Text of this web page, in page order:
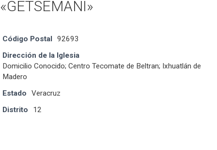
«GETSEMANI»
Código Postal 92693
Dirección de la Iglesia
Domicilio Conocido; Centro Tecomate de Beltran; Ixhuatlán de
Madero
Estado
Veracruz
Distrito
12